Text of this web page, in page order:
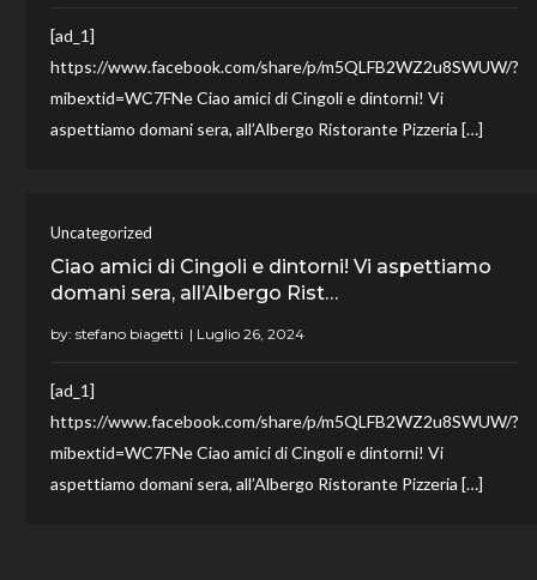
[ad_1]
https://www.facebook.com/share/p/m5QLFB2WZ2u8SWUW/?
mibextid=WC7FNe Ciao amici di Cingoli e dintorni! Vi
aspettiamo domani sera, all’Albergo Ristorante Pizzeria […]
Uncategorized
Ciao amici di Cingoli e dintorni! Vi aspettiamo
domani sera, all’Albergo Rist…
by:stefano biagetti
[ad_1]
https://www.facebook.com/share/p/m5QLFB2WZ2u8SWUW/?
mibextid=WC7FNe Ciao amici di Cingoli e dintorni! Vi
aspettiamo domani sera, all’Albergo Ristorante Pizzeria […]